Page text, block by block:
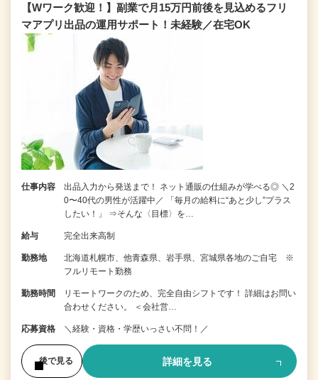
【Wワーク歓迎！】副業で月15万円前後を見込めるフリ
マアプリ出品の運用サポート！未経験／在宅OK
仕事内容
出品入力から発送まで！ ネット通販の仕組みが学べる◎ ＼2
0〜40代の男性が活躍中／ 「毎月の給料に“あと少し”プラス
したい！」 ⇒そんな〈目標〉を…
給与 完全出来高制
勤務地
北海道札幌市、他青森県、岩手県、宮城県各地のご自宅 ※
フルリモート勤務
勤務時間
リモートワークのため、完全自由シフトです！ 詳細はお問い
合わせください。 ＜会社営…
応募資格 ＼経験・資格・学歴いっさい不問！／
後で見る 詳細を見る